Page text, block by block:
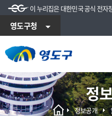
이 누리집은 대한민국 공식 전자
영도구청
정
정보공개